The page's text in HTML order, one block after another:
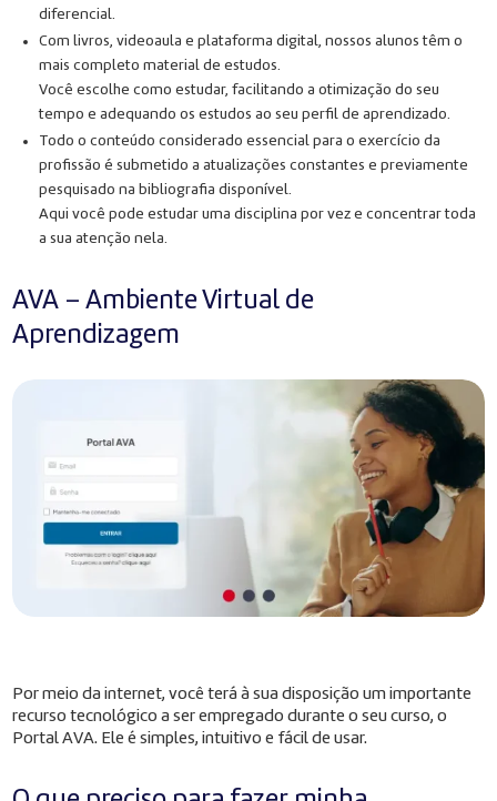
diferencial.
Com livros, videoaula e plataforma digital, nossos alunos têm o
mais completo material de estudos.
Você escolhe como estudar, facilitando a otimização do seu
tempo e adequando os estudos ao seu perfil de aprendizado.
Todo o conteúdo considerado essencial para o exercício da
profissão é submetido a atualizações constantes e previamente
pesquisado na bibliografia disponível.
Aqui você pode estudar uma disciplina por vez e concentrar toda
a sua atenção nela.
AVA – Ambiente Virtual de
Aprendizagem
Por meio da internet, você terá à sua disposição um importante
recurso tecnológico a ser empregado durante o seu curso, o
Portal AVA. Ele é simples, intuitivo e fácil de usar.